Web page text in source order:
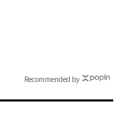
Recommended by